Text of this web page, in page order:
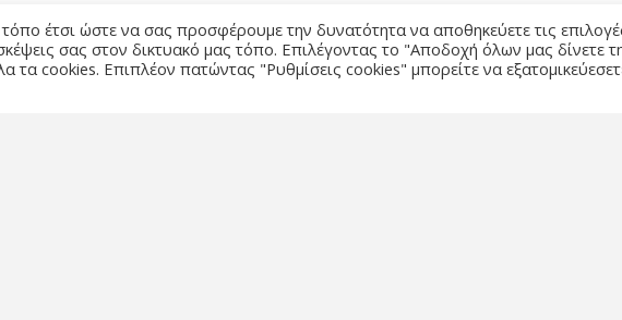
έτσι ώστε να σας προσφέρουμε την δυνατότητα να αποθηκεύετε τις
σας στον δικτυακό μας τόπο. Επιλέγοντας το "Αποδοχή όλων μας δίνετε
τα cookies. Επιπλέον πατώντας "Ρυθμίσεις cookies" μπορείτε να